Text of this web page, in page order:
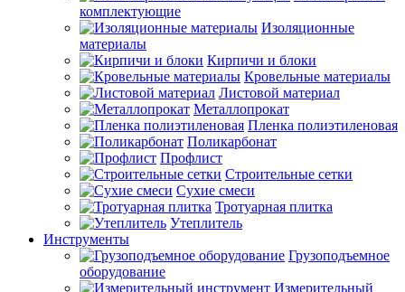
комплектующие
Изоляционные
материалы
Кирпичи и блоки
Кровельные материалы
Листовой материал
Металлопрокат
Пленка полиэтиленовая
Поликарбонат
Профлист
Строительные сетки
Сухие смеси
Тротуарная плитка
Утеплитель
Инструменты
Грузоподъемное
оборудование
Измерительный